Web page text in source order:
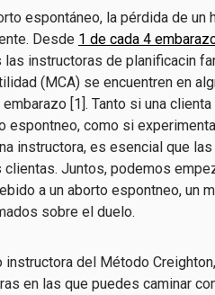
espontáneo, la pérdida de
Desde 1 de cada 4
las instructoras de planificacin
(MCA) se encuentren en
embarazo [1]. Tanto si una
espontneo, como si
instructora, es esencial que
clientas. Juntos, podemos
a un aborto espontneo, un
sobre el duelo.
instructora del Método
en las que puedes caminar